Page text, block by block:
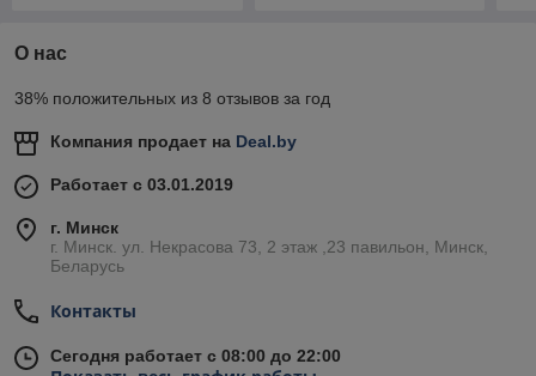
О нас
38% положительных из 8 отзывов за год
Компания продает на Deal.by
Работает с 03.01.2019
г. Минск
г. Минск. ул. Некрасова 73, 2 этаж ,23 павильон, Минск,
Беларусь
Контакты
Сегодня работает с 08:00 до 22:00